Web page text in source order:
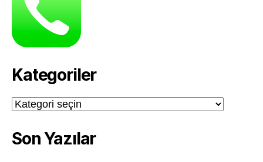
Kategoriler
Kategoriler
Son Yazılar